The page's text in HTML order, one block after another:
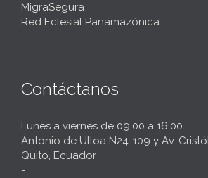
MigraSegura
Red Eclesial Panamazónica
Contáctanos
Lunes a viernes de 09:00 a 16:00
Antonio de Ulloa N24-109 y Av.
Quito, Ecuador
-